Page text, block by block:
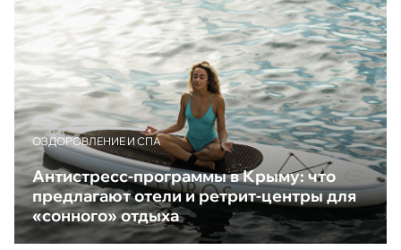
ОЗДОРОВЛЕНИЕ И СПА
Антистресс-программы в Крыму: что
предлагают отели и ретрит-центры для
«сонного» отдыха